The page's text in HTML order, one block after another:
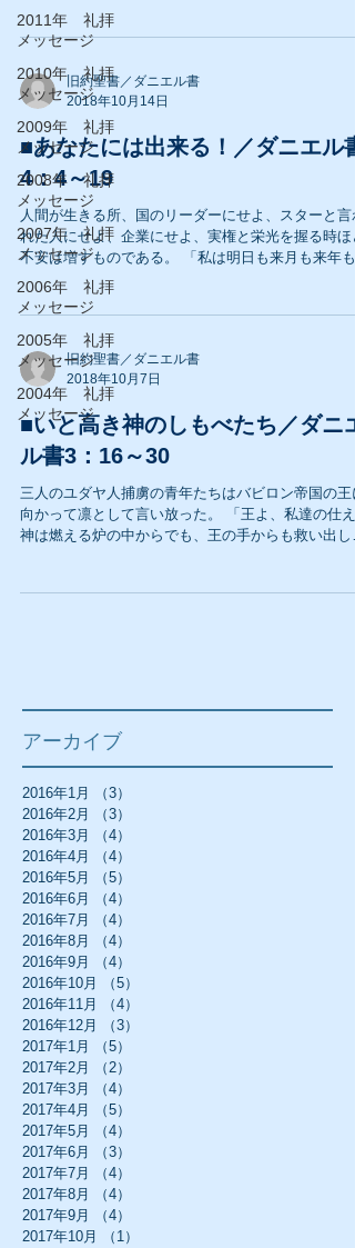
2011年 礼拝
メッセージ
2010年 礼拝
メッセージ
2009年 礼拝
メッセージ
2008年 礼拝
メッセージ
2007年 礼拝
メッセージ
2006年 礼拝
メッセージ
2005年 礼拝
メッセージ
2004年 礼拝
メッセージ
頭で想像するだけの教師って、ありなの？...
旧約聖書／ダニエル書
2018年10月14日
■あなたには出来る！／ダニエル書
4：4～19
人間が生きる所、国のリーダーにせよ、スターと言
れた人にせよ、企業にせよ、実権と栄光を握る時ほ
不安は増すものである。 「私は明日も来月も来年も
この栄誉と栄光と力を持ち続けられるだろうか？」
ういう場所に立ったことの無い私には、実際の気持
は分からない。...
旧約聖書／ダニエル書
2018年10月7日
■いと高き神のしもべたち／ダニエ
ル書3：16～30
三人のユダヤ人捕虜の青年たちはバビロン帝国の王
向かって凛として言い放った。 「王よ、私達の仕え
神は燃える炉の中からでも、王の手からも救い出し
ん。」...
アーカイブ
2016年1月 （3）
2016年2月
（3）
2016年3月
（4）
2016年4月
（4）
2016年5月
（5）
2016年6月
（4）
2016年7月
（4）
2016年8月
（4）
2016年9月
（4）
2016年10月
（5）
2016年11月
（4）
2016年12月
（3）
2017年1月
（5）
2017年2月
（2）
2017年3月
（4）
2017年4月
（5）
2017年5月
（4）
2017年6月
（3）
2017年7月
（4）
2017年8月
（4）
2017年9月
（4）
2017年10月
（1）